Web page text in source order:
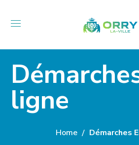
ligne
Home Démarches